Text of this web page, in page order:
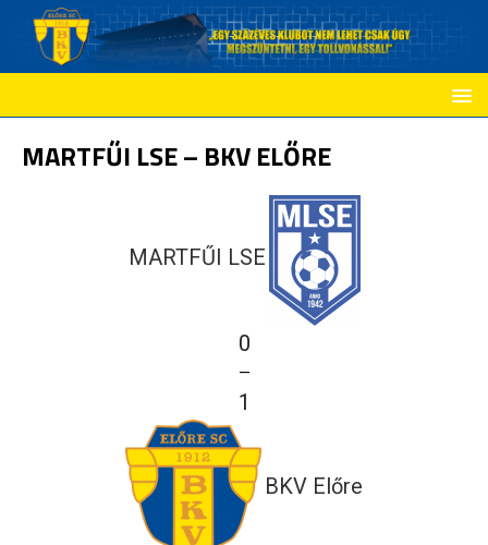
MARTFŰI LSE – BKV ELŐRE
MARTFŰI LSE
0
—
1
BKV Előre